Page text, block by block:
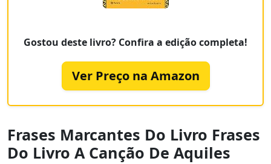
Gostou deste livro? Confira a edição completa!
Ver Preço na Amazon
Frases Marcantes Do Livro Frases
Do Livro A Canção De Aquiles